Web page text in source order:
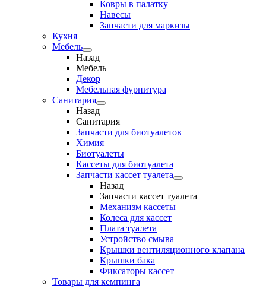
Ковры в палатку
Навесы
Запчасти для маркизы
Кухня
Мебель
Назад
Мебель
Декор
Мебельная фурнитура
Санитария
Назад
Санитария
Запчасти для биотуалетов
Химия
Биотуалеты
Кассеты для биотуалета
Запчасти кассет туалета
Назад
Запчасти кассет туалета
Механизм кассеты
Колеса для кассет
Плата туалета
Устройство смыва
Крышки вентиляционного клапана
Крышки бака
Фиксаторы кассет
Товары для кемпинга